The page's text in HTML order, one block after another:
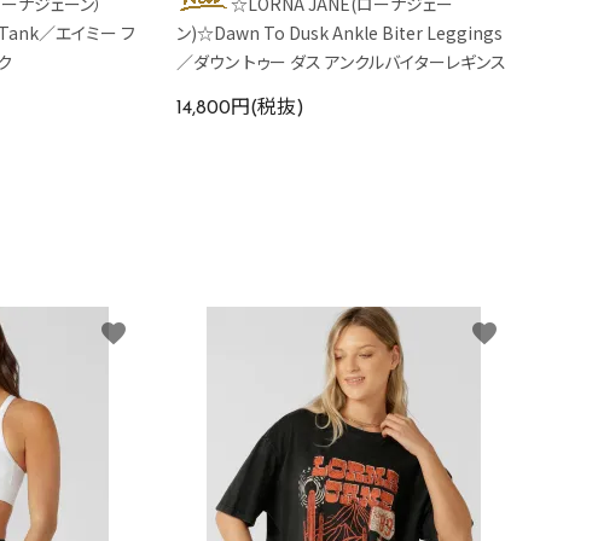
／エイミー フ
ン)☆Dawn To Dusk Ankle Biter Leggings
／ダウン トゥー ダス アンクルバイターレギンス
14,800円(税抜)
favorite favorite